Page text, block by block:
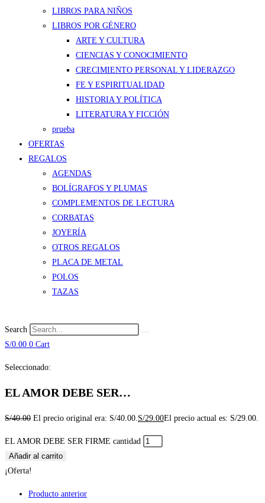
LIBROS PARA NIÑOS
LIBROS POR GÉNERO
ARTE Y CULTURA
CIENCIAS Y CONOCIMIENTO
CRECIMIENTO PERSONAL Y LIDERAZGO
FE Y ESPIRITUALIDAD
HISTORIA Y POLÍTICA
LITERATURA Y FICCIÓN
prueba
OFERTAS
REGALOS
AGENDAS
BOLÍGRAFOS Y PLUMAS
COMPLEMENTOS DE LECTURA
CORBATAS
JOYERÍA
OTROS REGALOS
PLACA DE METAL
POLOS
TAZAS
Search
S/0.00 0 Cart
Seleccionado:
EL AMOR DEBE SER…
S/40.00 El precio original era: S/40.00. S/29.00El precio actual es: S/29.00.
EL AMOR DEBE SER FIRME cantidad
Añadir al carrito
¡Oferta!
Producto anterior